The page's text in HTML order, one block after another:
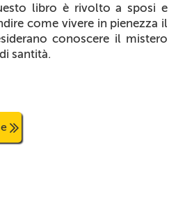
libro è rivolto a sposi e
come vivere in pienezza il
conoscere il mistero
santità.